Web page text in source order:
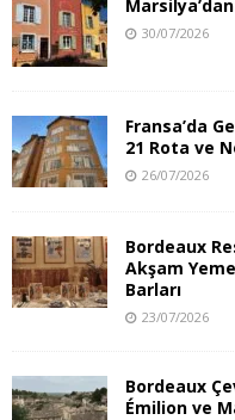
30/07/2026
Fransa’da
21 Rota ve
26/07/2026
Bordeaux
Akşam
Barları
23/07/2026
Bordeaux
Émilion ve